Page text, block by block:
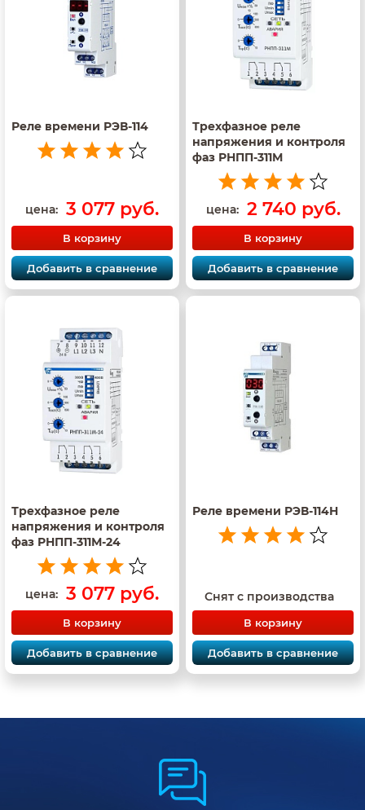
Реле времени РЭВ-114
цена: 3 077 руб.
В корзину
Добавить в сравнение
Трехфазное реле
напряжения и контроля
фаз РНПП-311М
цена: 2 740 руб.
В корзину
Добавить в сравнение
Трехфазное реле
напряжения и контроля
фаз РНПП-311М-24
цена: 3 077 руб.
В корзину
Добавить в сравнение
Реле времени РЭВ-114Н
Снят с производства
В корзину
Добавить в сравнение